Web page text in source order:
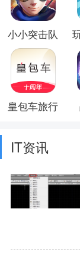
小小突击队
皇包车旅行
IT资讯